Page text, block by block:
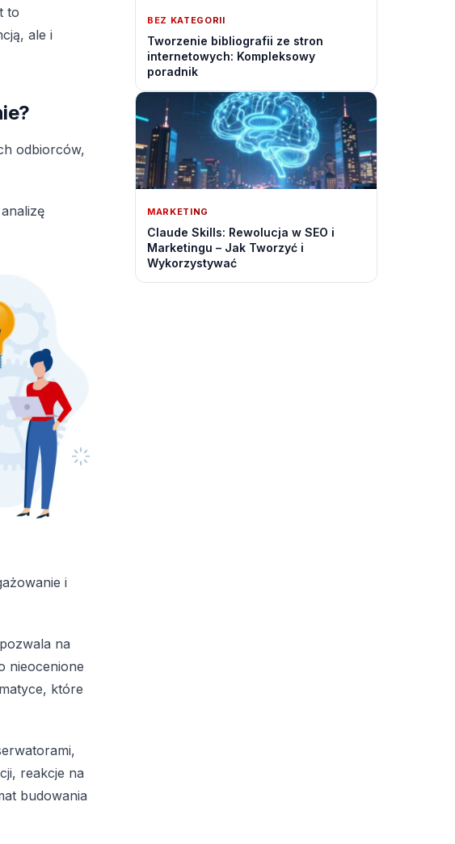
to
ale i
odbiorców,
i
na
nieocenione
które
reakcje na
budowania
BEZ KATEGORII
Tworzenie bibliografii ze stron
internetowych: Kompleksowy
poradnik
MARKETING
Claude Skills: Rewolucja w SEO i
Marketingu – Jak Tworzyć i
Wykorzystywać